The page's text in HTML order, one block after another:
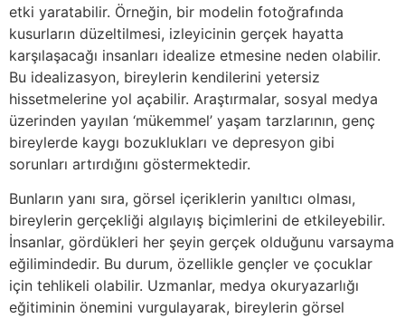
etki yaratabilir. Örneğin, bir modelin fotoğrafında
kusurların düzeltilmesi, izleyicinin gerçek hayatta
karşılaşacağı insanları idealize etmesine neden olabilir.
Bu idealizasyon, bireylerin kendilerini yetersiz
hissetmelerine yol açabilir. Araştırmalar, sosyal medya
üzerinden yayılan ‘mükemmel’ yaşam tarzlarının, genç
bireylerde kaygı bozuklukları ve depresyon gibi
sorunları artırdığını göstermektedir.
Bunların yanı sıra, görsel içeriklerin yanıltıcı olması,
bireylerin gerçekliği algılayış biçimlerini de etkileyebilir.
İnsanlar, gördükleri her şeyin gerçek olduğunu varsayma
eğilimindedir. Bu durum, özellikle gençler ve çocuklar
için tehlikeli olabilir. Uzmanlar, medya okuryazarlığı
eğitiminin önemini vurgulayarak, bireylerin görsel